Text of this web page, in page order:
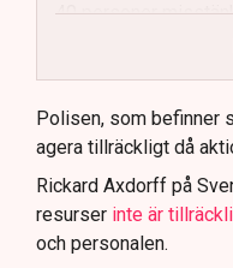
40 personer
brottsmisstankar
Polisen använder
för att dokumentera
Samtidigt är
att navigera
Polisen, som befinner
agera tillräckligt då
Rickard Axdorff på
resurser inte är
och personalen.